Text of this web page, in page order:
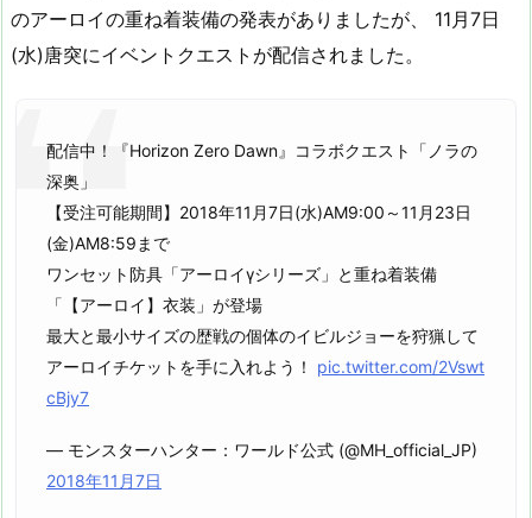
のアーロイの重ね着装備の発表がありましたが、 11月7日
(水)唐突にイベントクエストが配信されました。
配信中！『Horizon Zero Dawn』コラボクエスト「ノラの
深奥」
【受注可能期間】2018年11月7日(水)AM9:00～11月23日
(金)AM8:59まで
ワンセット防具「アーロイγシリーズ」と重ね着装備
「【アーロイ】衣装」が登場
最大と最小サイズの歴戦の個体のイビルジョーを狩猟して
アーロイチケットを手に入れよう！ pic.twitter.com/2Vswt
cBjy7
— モンスターハンター：ワールド公式 (@MH_official_JP)
2018年11月7日